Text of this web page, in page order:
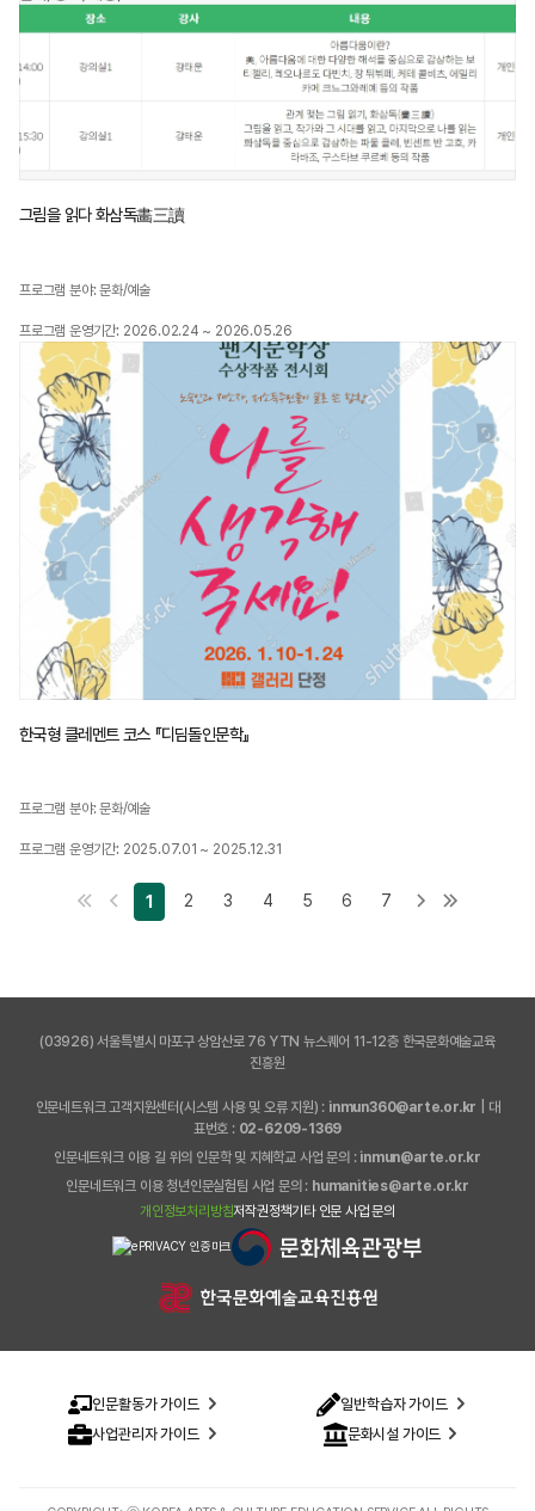
그림을 읽다 화삼독畵三讀
프로그램 분야: 문화/예술
프로그램 운영기간: 2026.02.24 ~ 2026.05.26
한국형 클레멘트 코스 『디딤돌인문학』
프로그램 분야: 문화/예술
프로그램 운영기간: 2025.07.01 ~ 2025.12.31
1 2 3 4 5 6 7
(03926) 서울특별시 마포구 상암산로 76 YTN 뉴스퀘어 11-12층 한국문화예술교육
진흥원
인문네트워크 고객지원센터(시스템 사용 및 오류 지원) :inmun360@arte.or.kr | 대
표번호 : 02-6209-1369
인문네트워크 이용 길 위의 인문학 및 지혜학교 사업 문의 :inmun@arte.or.kr
인문네트워크 이용 청년인문실험팀 사업 문의 : humanities@arte.or.kr
개인정보처리방침저작권정책기타 인문 사업 문의
인문활동가 가이드
일반학습자 가이드
사업관리자 가이드
문화시설 가이드